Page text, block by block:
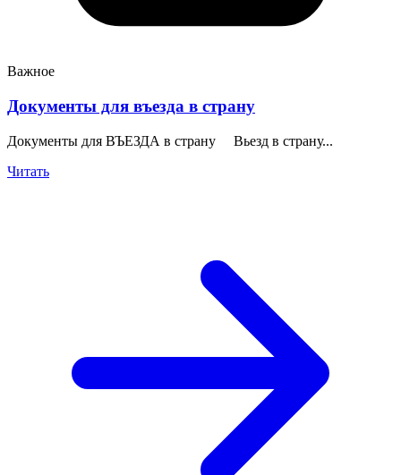
Важное
Документы для въезда в страну
Документы для ВЪЕЗДА в страну Вьезд в страну...
Читать